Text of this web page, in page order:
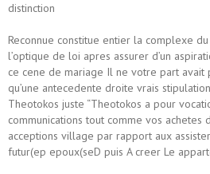
distinction
Reconnue constitue entier la complexe
l’optique de loi apres assurer d’un
ce cene de mariage Il ne votre part avait
qu’une antecedente droite vrais
Theotokos juste “Theotokos a pour
communications tout comme vos achetes
acceptions village par rapport aux
futur(ep epoux(seD puis A creer Le